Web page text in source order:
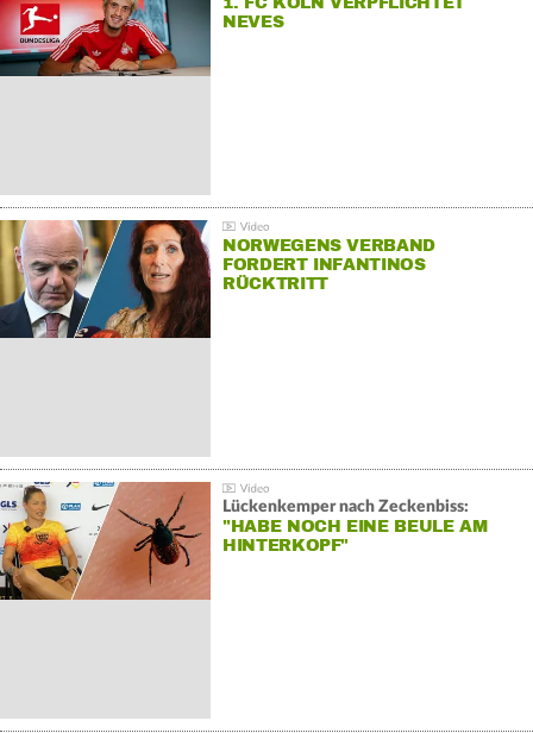
NEVES
NORWEGENS VERBAND
FORDERT INFANTINOS
RÜCKTRITT
Lückenkemper nach Zeckenbiss:
"HABE NOCH EINE BEULE AM
HINTERKOPF"